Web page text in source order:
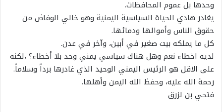
وحدها بل عموم المحافظات.
يغادر هادي الحياة السياسية اليمنية وهو خالي الوفاض من
حقوق الناس وأموالها ودمائها.
كل ما يملكه بيت صغير في أبين، وآخر في عدن.
لديه اخطاء نعم وهل هناك سياسي يمني وحد بلا أخطاء؟ ،لكنه
على الاقل هو الرئيس اليمني الوحيد الذي غادرها برداً وسلاماً.
رحمة الله عليه، وحفظ الله اليمن وأهلها.
فتحي بن لزرق